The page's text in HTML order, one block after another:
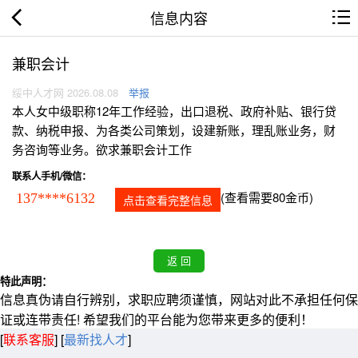
信息内容
兼职会计
绥中人才网 2026.08.08 举报
本人女中级职称12年工作经验，出口退税、政府补贴、银行贷
款、纳税申报、为各类公司策划，设建新账，理乱账业务，财
务咨询等业务。欲求兼职会计工作
联系人手机/微信：
137****6132 点击查看完整信息 (查看需要80金币)
特此声明：
信息真伪请自行辨别，求职应聘须谨慎，网站对此不承担任何保
证或连带责任! 希望我们的平台能为您带来更多的便利！
[联系客服] [最新找人才]